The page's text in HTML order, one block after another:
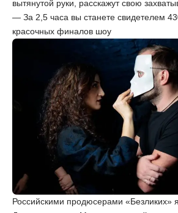
вытянутой руки, расскажут свою
— За 2,5 часа вы станете свидетелем
красочных финалов шоу
Российскими продюсерами «Безликих»